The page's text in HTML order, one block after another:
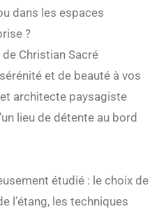
dans les espaces
?
Christian Sacré
et de beauté à vos
architecte paysagiste
lieu de détente au bord
étudié : le choix de
l’étang, les techniques